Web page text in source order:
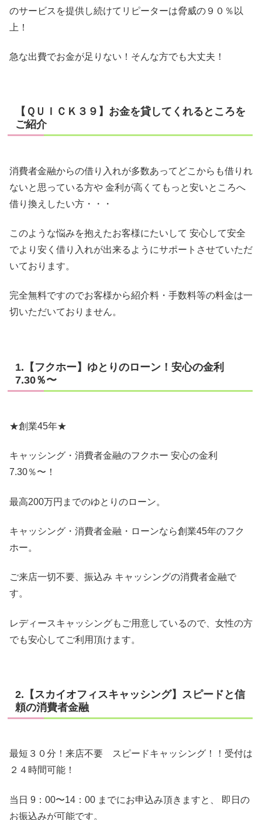
のサービスを提供し続けてリピーターは脅威の９０％以
上！
急な出費でお金が足りない！そんな方でも大丈夫！
【ＱＵＩＣＫ３９】お金を貸してくれるところを
ご紹介
消費者金融からの借り入れが多数あってどこからも借りれ
ないと思っている方や 金利が高くてもっと安いところへ
借り換えしたい方・・・
このような悩みを抱えたお客様にたいして 安心して安全
でより安く借り入れが出来るようにサポートさせていただ
いております。
完全無料ですのでお客様から紹介料・手数料等の料金は一
切いただいておりません。
1.【フクホー】ゆとりのローン！安心の金利
7.30％〜
★創業45年★
キャッシング・消費者金融のフクホー 安心の金利
7.30％〜！
最高200万円までのゆとりのローン。
キャッシング・消費者金融・ローンなら創業45年のフク
ホー。
ご来店一切不要、振込み キャッシングの消費者金融で
す。
レディースキャッシングもご用意しているので、女性の方
でも安心してご利用頂けます。
2.【スカイオフィスキャッシング】スピードと信
頼の消費者金融
最短３０分！来店不要 スピードキャッシング！！受付は
２４時間可能！
当日 9：00〜14：00 までにお申込み頂きますと、 即日の
お振込みが可能です。